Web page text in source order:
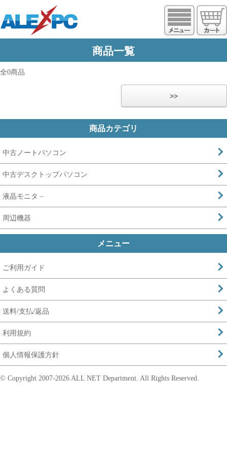
https://www.alexpc.jp
商品一覧
全0商品
>>
商品カテゴリ
中古ノートパソコン
中古デスクトップパソコン
液晶モニタ－
周辺機器
メニュー
ご利用ガイド
よくある質問
送料/支払/返品
利用規約
個人情報保護方針
© Copyright 2007-2026 ALL NET Department. All Rights Reserved.